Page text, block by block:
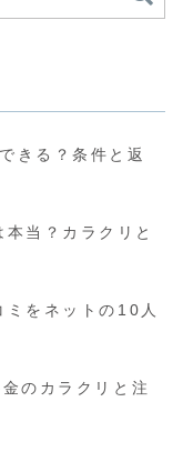
きる？条件と返
当？カラクリと
をネットの10人
のカラクリと注